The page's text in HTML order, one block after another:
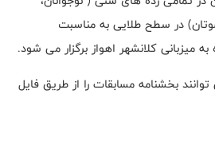
در سطح طلایی به مناسبت
بخشنامه مسابقات را از طریق فایل